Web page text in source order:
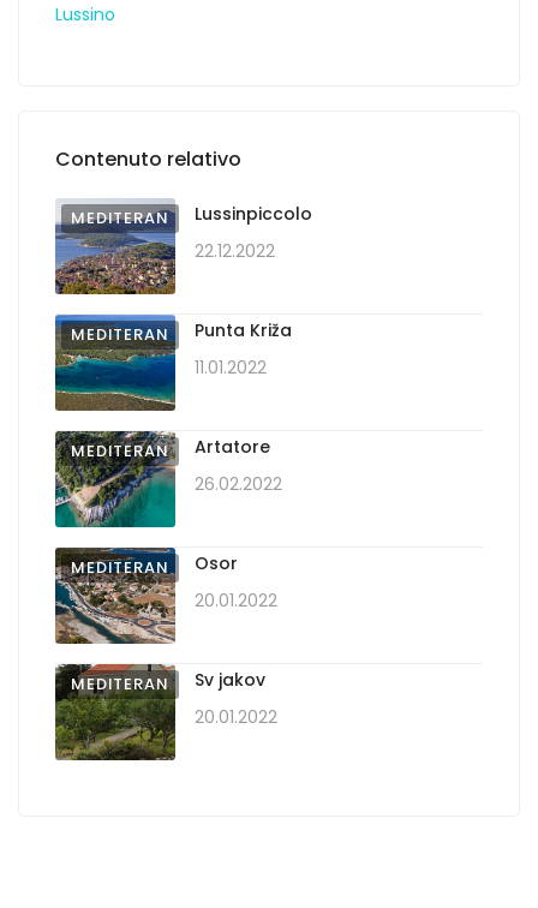
Lussino
Contenuto relativo
MEDITERAN
Lussinpiccolo
22.12.2022
MEDITERAN
Punta Križa
11.01.2022
MEDITERAN
Artatore
26.02.2022
MEDITERAN
Osor
20.01.2022
MEDITERAN
Sv jakov
20.01.2022